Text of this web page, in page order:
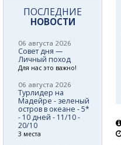
ПОСЛЕДНИЕ
НОВОСТИ
06 августа 2026
Совет дня —
Личный поход
Для нас это важно!
06 августа 2026
Турлидер на
Мадейре - зеленый
остров в океане - 5*
- 10 дней - 11/10 -
20/10
3 места